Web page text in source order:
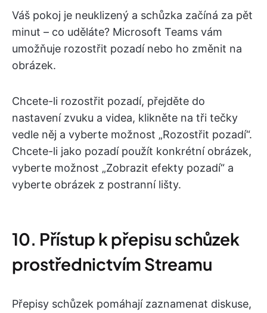
Váš pokoj je neuklizený a schůzka začíná za pět
minut – co uděláte? Microsoft Teams vám
umožňuje rozostřit pozadí nebo ho změnit na
obrázek.
Chcete-li rozostřit pozadí, přejděte do
nastavení zvuku a videa, klikněte na tři tečky
vedle něj a vyberte možnost „Rozostřit pozadí“.
Chcete-li jako pozadí použít konkrétní obrázek,
vyberte možnost „Zobrazit efekty pozadí“ a
vyberte obrázek z postranní lišty.
10. Přístup k přepisu schůzek
prostřednictvím Streamu
Přepisy schůzek pomáhají zaznamenat diskuse,